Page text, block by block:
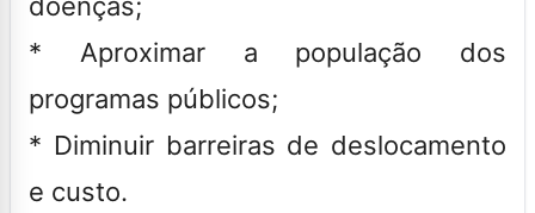
* Aproximar a população dos
programas públicos;
* Diminuir barreiras de deslocamento
e custo.